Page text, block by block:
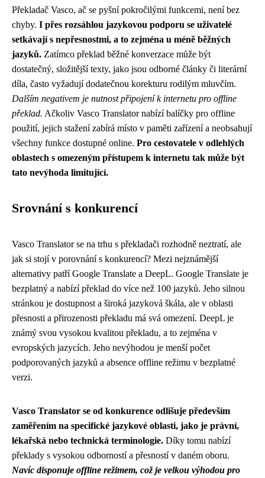
Překladač Vasco, ač se pyšní pokročilými funkcemi, není bez
chyby. I přes rozsáhlou jazykovou podporu se uživatelé
setkávají s nepřesnostmi, a to zejména u méně běžných
jazyků. Zatímco překlad běžné konverzace může být
dostatečný, složitější texty, jako jsou odborné články či literární
díla, často vyžadují dodatečnou korekturu rodilým mluvčím.
Dalším negativem je nutnost připojení k internetu pro offline
překlad. Ačkoliv Vasco Translator nabízí balíčky pro offline
použití, jejich stažení zabírá místo v paměti zařízení a neobsahují
všechny funkce dostupné online. Pro cestovatele v odlehlých
oblastech s omezeným přístupem k internetu tak může být
tato nevýhoda limitující.
Srovnání s konkurencí
Vasco Translator se na trhu s překladači rozhodně neztratí, ale
jak si stojí v porovnání s konkurencí? Mezi nejznámější
alternativy patří Google Translate a DeepL. Google Translate je
bezplatný a nabízí překlad do více než 100 jazyků. Jeho silnou
stránkou je dostupnost a široká jazyková škála, ale v oblasti
přesnosti a přirozenosti překladu má svá omezení. DeepL je
známý svou vysokou kvalitou překladu, a to zejména v
evropských jazycích. Jeho nevýhodou je menší počet
podporovaných jazyků a absence offline režimu v bezplatné
verzi.
Vasco Translator se od konkurence odlišuje především
zaměřením na specifické jazykové oblasti, jako je právní,
lékařská nebo technická terminologie. Díky tomu nabízí
překlady s vysokou odborností a přesností v daném oboru.
Navíc disponuje offline režimem, což je velkou výhodou pro